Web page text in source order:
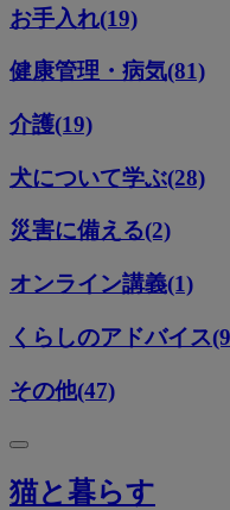
お手入れ(19)
健康管理・病気(81)
介護(19)
犬について学ぶ(28)
災害に備える(2)
オンライン講義(1)
くらしのアドバイス
その他(47)
猫と暮らす